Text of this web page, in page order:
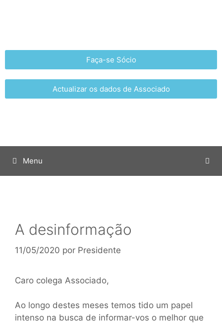
Faça-se Sócio
Actualizar os dados de Associado
Menu
A desinformação
11/05/2020 por Presidente
Caro colega Associado,
Ao longo destes meses temos tido um papel
intenso na busca de informar-vos o melhor que